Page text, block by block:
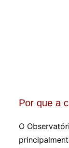
Por que a
O